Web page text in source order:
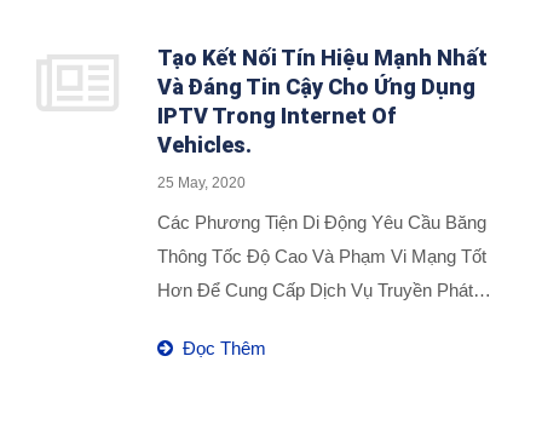
Tạo Kết Nối Tín Hiệu Mạnh Nhất
Và Đáng Tin Cậy Cho Ứng Dụng
IPTV Trong Internet Of
Vehicles.
25 May, 2020
Các Phương Tiện Di Động Yêu Cầu Băng
Thông Tốc Độ Cao Và Phạm Vi Mạng Tốt
Hơn Để Cung Cấp Dịch Vụ Truyền Phát
Dụng IPTV Không Dây (Internet Protocol
Đọc Thêm